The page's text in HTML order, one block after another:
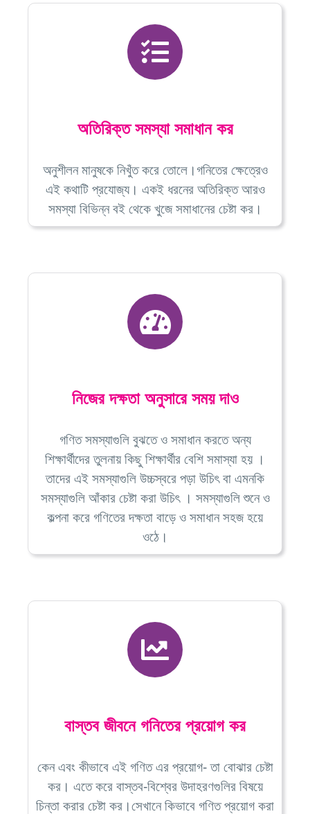
অতিরিক্ত সমস্যা সমাধান কর
অনুশীলন মানুষকে নিখুঁত করে তোলে।গনিতের ক্ষেত্রেও
এই কথাটি প্রযোজ্য। একই ধরনের অতিরিক্ত আরও
সমস্যা বিভিন্ন বই থেকে খুজে সমাধানের চেষ্টা কর।
নিজের দক্ষতা অনুসারে সময় দাও
গণিত সমস্যাগুলি বুঝতে ও সমাধান করতে অন্য
শিক্ষার্থীদের তুলনায় কিছু শিক্ষার্থীর বেশি সমাস্যা হয় ।
তাদের এই সমস্যাগুলি উচ্চস্বরে পড়া উচিৎ বা এমনকি
সমস্যাগুলি আঁকার চেষ্টা করা উচিৎ । সমস্যাগুলি শুনে ও
কল্পনা করে গণিতের দক্ষতা বাড়ে ও সমাধান সহজ হয়ে
ওঠে।
বাস্তব জীবনে গনিতের প্রয়োগ কর
কেন এবং কীভাবে এই গণিত এর প্রয়োগ- তা বোঝার চেষ্টা
কর। এতে করে বাস্তব-বিশ্বের উদাহরণগুলির বিষয়ে
চিন্তা করার চেষ্টা কর।সেখানে কিভাবে গণিত প্রয়োগ করা